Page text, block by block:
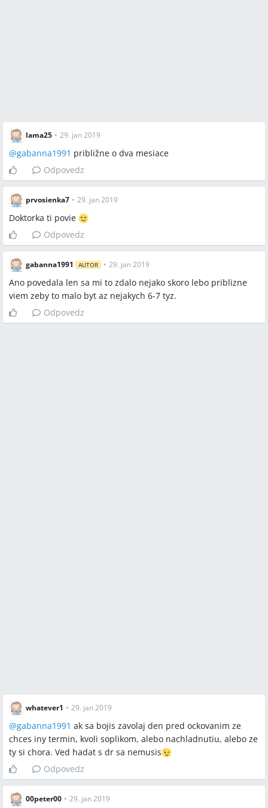
lama25 • 29. jan 2019
@gabanna1991 približne o dva mesiace
Odpovedz
prvosienka7 • 29. jan 2019
Doktorka ti povie
Odpovedz
gabanna1991 AUTOR • 29. jan 2019
Ano povedala len sa mi to zdalo nejako skoro lebo priblizne
viem zeby to malo byt az nejakych 6-7 tyz.
Odpovedz
whatever1 • 29. jan 2019
@gabanna1991 ak sa bojis zavolaj den pred ockovanim ze
chces iny termin, kvoli soplikom, alebo nachladnutiu, alebo ze
ty si chora. Ved hadat s dr sa nemusis
Odpovedz
00peter00 • 29. jan 2019